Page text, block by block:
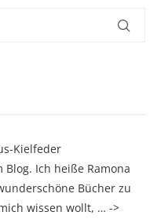
Ich heiße Ramona
Bücher zu
wissen wollt, … ->